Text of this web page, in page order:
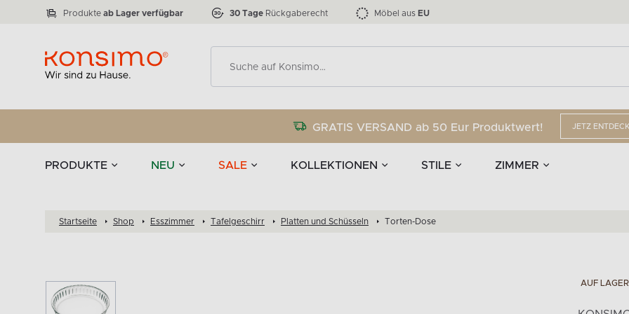
Produkte ab Lager verfügbar 30 Tage Rückgaberecht Möbel aus EU
GRATIS VERSAND ab 50 Eur Produktwert! JETZ
PRODUKTE NEU SALE KOLLEKTIONEN STILE ZIMMER
Tischgeschirr und Accessoires
zu 50 % Die LOFTY-Möbelkollektion bis zu 34 %
VICTO Anzahl der Produkte:77 EPIRI Anzahl der Produkte:
ELEGANT Anzahl der Produkte:888 TEENS Anzahl der Produkte:
Tischlampen
Startseite Shop Esszimmer Tafelgeschirr Platten und Schüsseln Torten-Dose
AUF LAGER